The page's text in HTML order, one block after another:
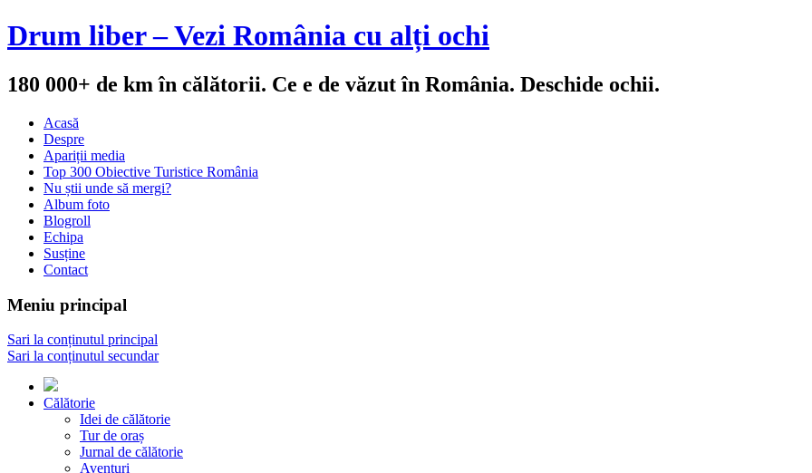
Drum liber – Vezi România cu alți ochi
180 000+ de km în călătorii. Ce e de văzut în România. Deschide ochii.
Acasă
Despre
Apariții media
Top 300 Obiective Turistice România
Nu știi unde să mergi?
Album foto
Blogroll
Echipa
Susține
Contact
Meniu principal
Sari la conținutul principal
Sari la conținutul secundar
Călătorie
Idei de călătorie
Tur de oraș
Jurnal de călătorie
Aventuri